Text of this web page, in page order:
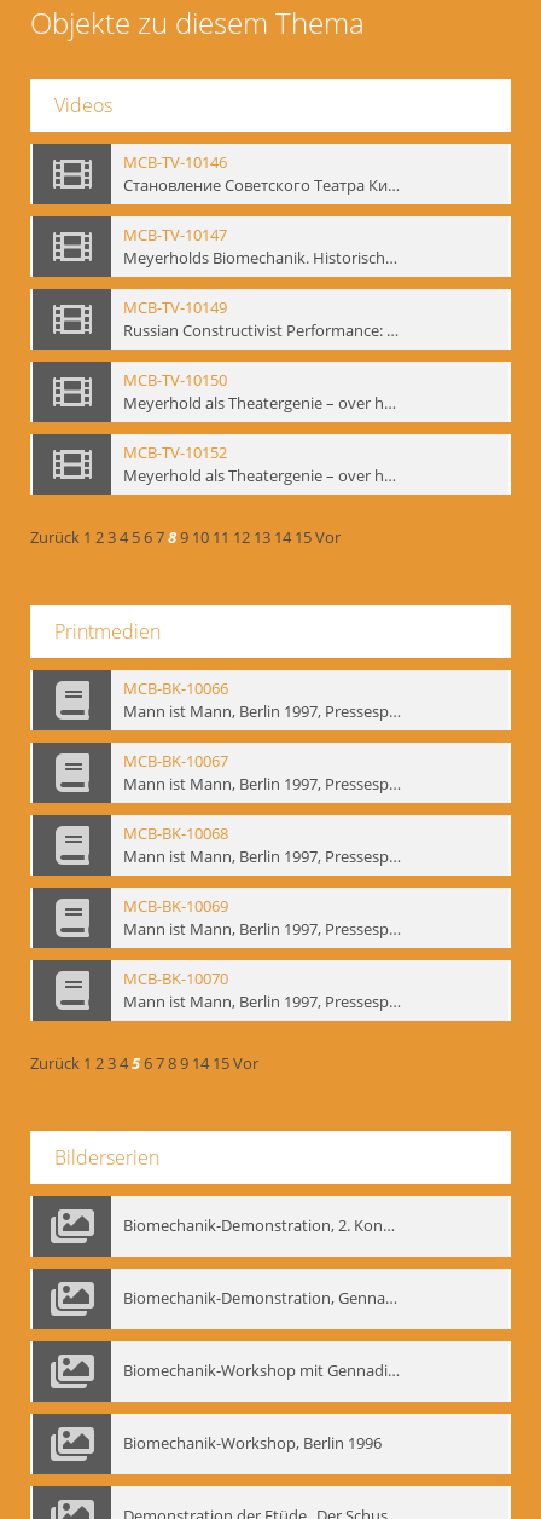
Objekte zu diesem Thema
Videos
MCB-TV-10146
Становление Советского Театра Кино - свидетельства эпохи 1920-1936 / Entstehung des sowjetischen Theaters – kinematografische Zeugnisse 1920-1936 - Interne Signatur: BM-vid-96
MCB-TV-10147
Meyerholds Biomechanik. Historisches Filmmaterial - Interne Signatur: BM-vid-99
MCB-TV-10149
Russian Constructivist Performance: An Evening of Foregger's Mastfor Cabaret. Good Treatment for Horses - Interne Signatur: BM-vid-105
MCB-TV-10150
Meyerhold als Theatergenie – over het mechanik van de acteursexpressie - Interne Signatur: BM-vid-108
MCB-TV-10152
Meyerhold als Theatergenie – over het mechanik van de acteursexpressie, Ausschnitt 2 - Interne Signatur: BM-vid-108_A2
Zurück 1 234 56789 10 11 12 13 14 15Vor
Printmedien
MCB-BK-10066
Mann ist Mann, Berlin 1997, Pressespiegel - interne Signatur: BM-prt-262-14
MCB-BK-10067
Mann ist Mann, Berlin 1997, Pressespiegel - interne Signatur: BM-prt-262-15
MCB-BK-10068
Mann ist Mann, Berlin 1997, Pressespiegel - interne Signatur: BM-prt-262-16
MCB-BK-10069
Mann ist Mann, Berlin 1997, Pressespiegel - interne Signatur: BM-prt-262-17
MCB-BK-10070
Mann ist Mann, Berlin 1997, Pressespiegel - interne Signatur: BM-prt-262-18
Zurück 1 23456789 14 15Vor
Bilderserien
Biomechanik-Demonstration, 2. Kongress der EMF, Mai 1995
Biomechanik-Demonstration, Gennadij Bogdanow im Berliner Ensemble, 04.10.1991
Biomechanik-Workshop mit Gennadij Nikolajewitsch Bogdanow im Mime Centrum Berlin, 1991
Biomechanik-Workshop, Berlin 1996